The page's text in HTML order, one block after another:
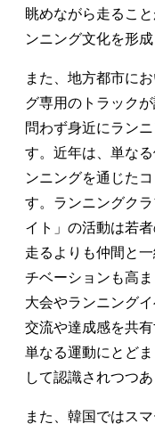
眺めながら走るこ
ンニング文化を形
また、地方都市に
グ専用のトラック
問わず身近にラン
す。近年は、単な
ンニングを通じた
す。ランニングク
イト」の活動は若
走るよりも仲間と
チベーションも高
大会やランニング
交流や達成感を共
単なる運動にとど
して認識されつつあ
また、韓国ではス